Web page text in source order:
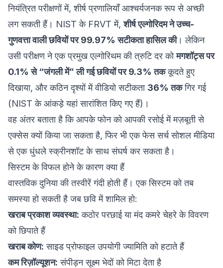
नियंत्रित परीक्षणों में, शीर्ष प्रणालियाँ आश्चर्यजनक रूप से अच्छी
लग सकती हैं। NIST के FRVT में,शीर्ष एल्गोरिदम ने उच्च-
गुणवत्ता वाली छवियों पर 99.97% सटीकता हासिल की। लेकिन
उसी परीक्षण ने एक प्रमुख एल्गोरिथम की त्रुटि दर कोमगशॉट्स पर
0.1% से “जंगली में” ली गई छवियों पर 9.3% तककूदते हुए
दिखाया, और कठिन दृश्यों में वीडियो सटीकता 36% तकगिर गई
(NIST के आंकड़े यहां सारांशित किए गए हैं)।
वह अंतर बताता है कि आपके फोन को आपकी रसोई में मज़बूती से
एक्सेस क्यों किया जा सकता है, फिर भी एक फेस सर्च सोशल मीडिया
से एक धुंधले स्क्रीनशॉट के साथ संघर्ष कर सकता है।
सिस्टम के विफल होने के कारण क्या हैं
वास्तविक दुनिया की तस्वीरें गंदी होती हैं। एक सिस्टम को तब
समस्या हो सकती है जब छवि में शामिल हो:
खराब प्रकाश व्यवस्था: कठोर परछाई या मंद कमरे चेहरे के विवरण
को छिपाते हैं
खराब कोण: साइड प्रोफाइल उपयोगी ज्यामिति को हटाते हैं
कम रिज़ॉल्यूशन: संपीड़न सूक्ष्म भेदों को मिटा देता है